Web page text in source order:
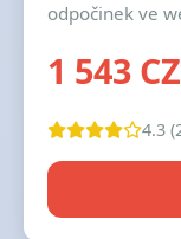
odpočinek ve
1 543
4.3